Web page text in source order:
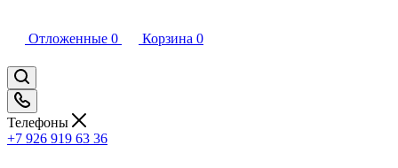
Отложенные 0 Корзина 0
Телефоны
+7 926 919 63 36